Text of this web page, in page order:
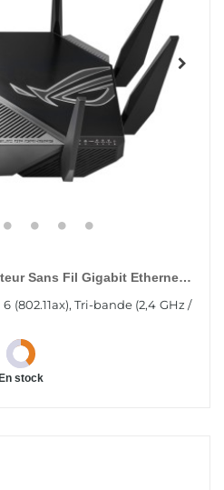
Sans Fil Gigabit Ethernet
(802.11ax), Tri-bande (2,4 GHz /
En stock